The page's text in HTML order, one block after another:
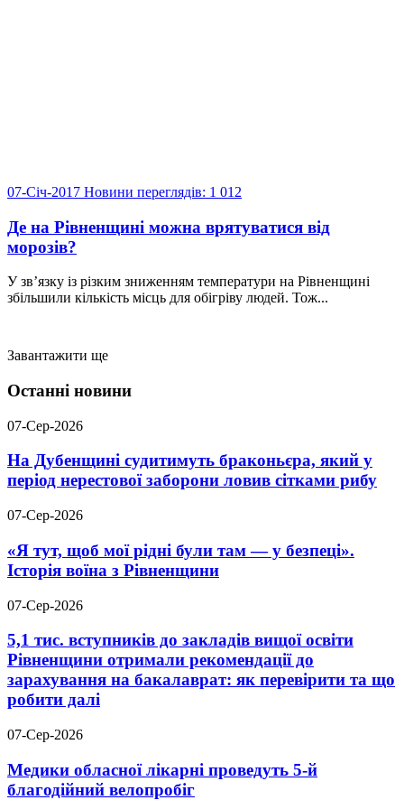
07-Січ-2017 Новини переглядів: 1 012
Де на Рівненщині можна врятуватися від
морозів?
У зв’язку із різким зниженням температури на Рівненщині
збільшили кількість місць для обігріву людей. Тож...
Завантажити ще
Останні новини
07-Сер-2026
На Дубенщині судитимуть браконьєра, який у
період нерестової заборони ловив сітками рибу
07-Сер-2026
«Я тут, щоб мої рідні були там — у безпеці».
Історія воїна з Рівненщини
07-Сер-2026
5,1 тис. вступників до закладів вищої освіти
Рівненщини отримали рекомендації до
зарахування на бакалаврат: як перевірити та що
робити далі
07-Сер-2026
Медики обласної лікарні проведуть 5-й
благодійний велопробіг